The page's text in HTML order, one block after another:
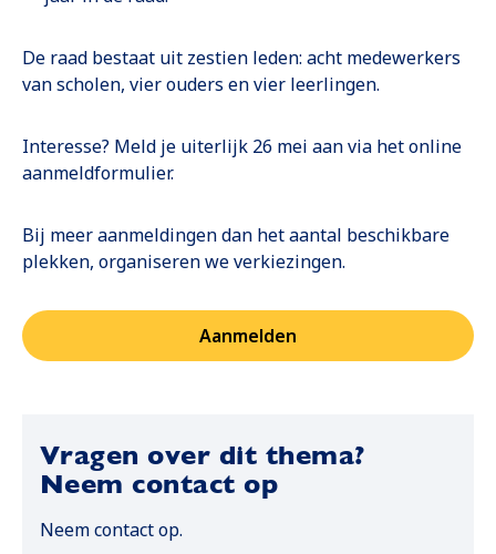
De raad bestaat uit zestien leden: acht medewerkers
van scholen, vier ouders en vier leerlingen.
Interesse? Meld je uiterlijk 26 mei aan via het online
aanmeldformulier.
Bij meer aanmeldingen dan het aantal beschikbare
plekken, organiseren we verkiezingen.
AanmeldenOpent in een nieuwe tab
Vragen over dit thema?
Neem contact op
Neem contact op.